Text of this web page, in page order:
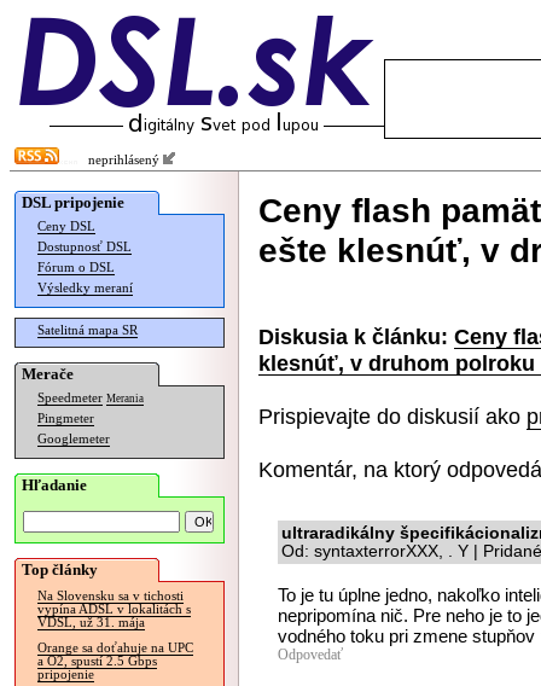
neprihlásený
DSL pripojenie
Ceny DSL
Dostupnosť DSL
Fórum o DSL
Výsledky meraní
Satelitná mapa SR
Merače
Speedmeter Merania
Pingmeter
Googlemeter
Hľadanie
Top články
Na Slovensku sa v tichosti
vypína ADSL v lokalitách s
VDSL, už 31. mája
Orange sa doťahuje na UPC
a O2, spustí 2.5 Gbps
pripojenie
Ceny flash
ešte klesnúť, v
Diskusia k článku: Ceny
klesnúť, v druhom
Prispievajte do diskusií ako
Komentár, na ktorý
ultraradikálny
Od: syntaxterrorXXX, . Y |
To je tu úplne jedno, nakoľko
nepripomína nič. Pre neho je to
vodného toku pri zmene
Odpovedať